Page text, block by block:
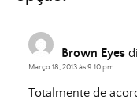
Brown Eyes
Março 18, 2013 às 9:10 pm
Totalmente de